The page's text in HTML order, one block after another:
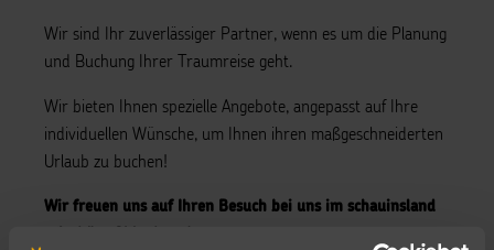
Wir sind Ihr zuverlässiger Partner, wenn es um die Planung
und Buchung Ihrer Traumreise geht.
Wir bieten Ihnen spezielle Angebote, angepasst auf Ihre
individuellen Wünsche, um Ihnen ihren maßgeschneiderten
Urlaub zu buchen!
Wir freuen uns auf Ihren Besuch bei uns im schauinsland